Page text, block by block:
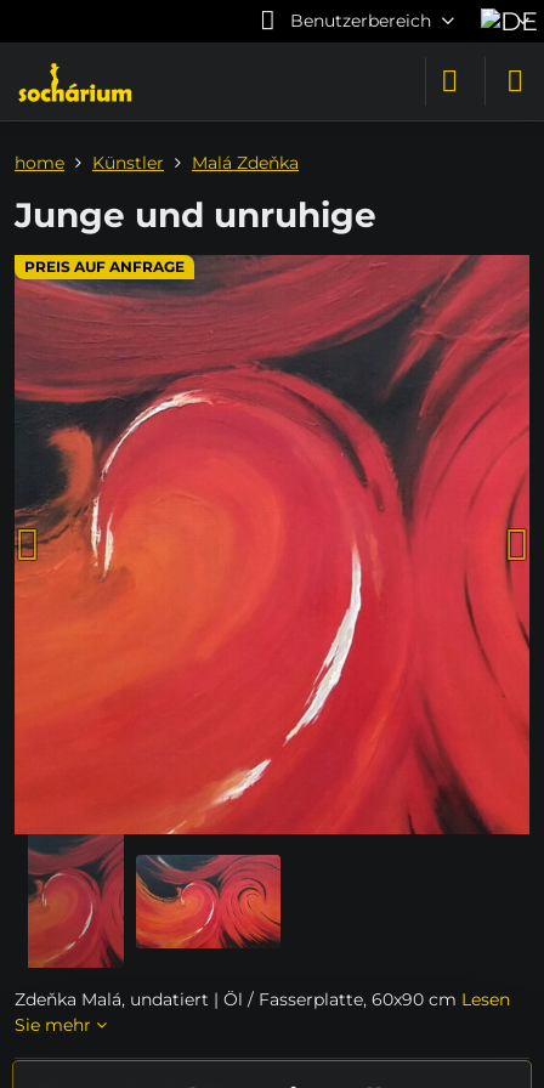
Benutzerbereich
PREIS AUF ANFRAGE
home Künstler Malá Zdeňka
Junge und unruhige
Zdeňka Malá, undatiert | Öl / Fasserplatte, 60x90 cm Lesen
Sie mehr